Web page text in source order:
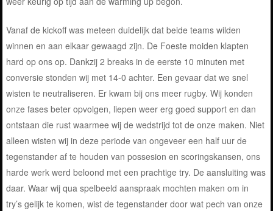
Vanaf de kickoff was meteen duidelijk dat beide teams wilden
winnen en aan elkaar gewaagd zijn. De Foeste moiden klapten
hard op ons op. Dankzij 2 breaks in de eerste 10 minuten met
conversie stonden wij met 14-0 achter. Een gevaar dat we snel
wisten te neutraliseren. Er kwam bij ons meer rugby. Wij konden
onze fases beter opvolgen, liepen weer erg goed support en dan
ontstaan die rust waarmee wij de wedstrijd tot de onze maken. Niet
alleen wisten wij in deze periode van ongeveer een half uur de
tegenstander af te houden van possesion en scoringskansen, ons
harde werk werd beloond met een prachtige try. De aansluiting was
daar. Waar wij qua spelbeeld aanspraak mochten maken om in
try’s gelijk te komen, wist de tegenstander door wat pech van onze